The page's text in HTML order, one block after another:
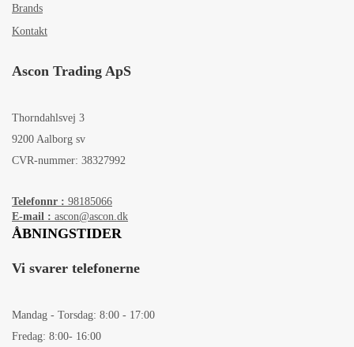
Brands
Kontakt
Ascon Trading ApS
Thorndahlsvej 3
9200 Aalborg sv
CVR-nummer: 38327992
Telefonnr : 98185066
E-mail : ascon@ascon.dk
ÅBNINGSTIDER
Vi svarer telefonerne
Mandag - Torsdag: 8:00 - 17:00
Fredag: 8:00- 16:00